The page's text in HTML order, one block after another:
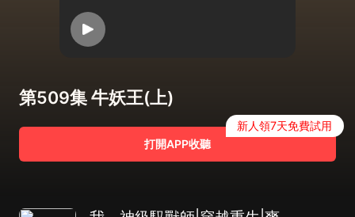
第509集 牛妖王(上)
打開APP收聽
新人領7天免費試用